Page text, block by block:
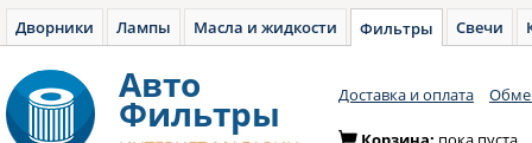
Дворники Лампы Масла и жидкости Фильтры Свечи
Авто
Фильтры Доставка и оплата